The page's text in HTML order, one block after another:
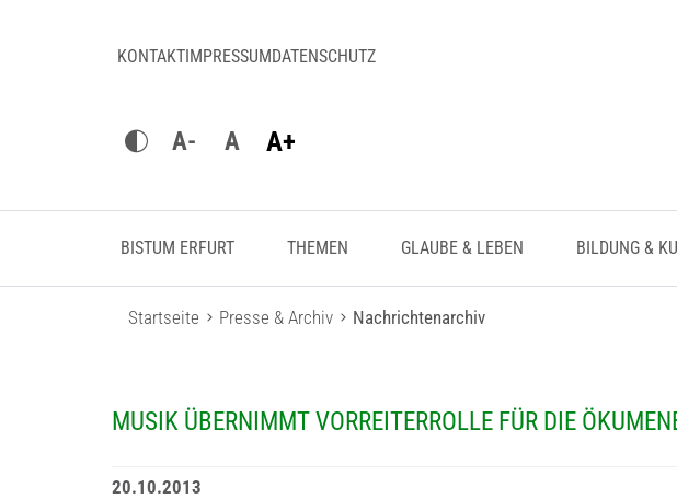
KONTAKTIMPRESSUMDATENSCHUTZ
A- A A+
BISTUM ERFURT THEMEN GLAUBE & LEBEN BILDUNG &
Startseite Presse & Archiv Nachrichtenarchiv
MUSIK ÜBERNIMMT VORREITERROLLE FÜR DIE
20.10.2013